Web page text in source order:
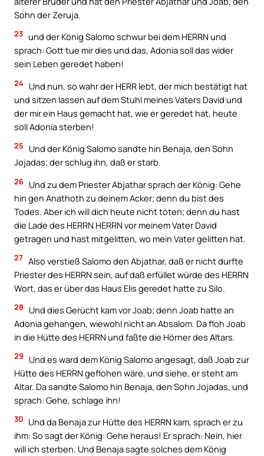
Sohn der Zeruja.
23 und der König Salomo schwur bei dem HERRN und
sprach: Gott tue mir dies und das, Adonia soll das wider
sein Leben geredet haben!
24 Und nun, so wahr der HERR lebt, der mich bestätigt hat
und sitzen lassen auf dem Stuhl meines Vaters David und
der mir ein Haus gemacht hat, wie er geredet hat, heute
soll Adonia sterben!
25
Und der König Salomo sandte hin Benaja, den Sohn
Jojadas; der schlug ihn, daß er starb.
26 Und zu dem Priester Abjathar sprach der König: Gehe
hin gen Anathoth zu deinem Acker; denn du bist des
Todes. Aber ich will dich heute nicht töten; denn du hast
die Lade des HERRN HERRN vor meinem Vater David
getragen und hast mitgelitten, wo mein Vater gelitten hat.
27 Also verstieß Salomo den Abjathar, daß er nicht durfte
Priester des HERRN sein, auf daß erfüllet würde des HERRN
Wort, das er über das Haus Elis geredet hatte zu Silo.
28
Und dies Gerücht kam vor Joab; denn Joab hatte an
Adonia gehangen, wiewohl nicht an Absalom. Da floh Joab
in die Hütte des HERRN und faßte die Hörner des Altars.
29
Und es ward dem König Salomo angesagt, daß Joab zur
Hütte des HERRN geflohen wäre, und siehe, er steht am
Altar. Da sandte Salomo hin Benaja, den Sohn Jojadas, und
sprach: Gehe, schlage ihn!
30 Und da Benaja zur Hütte des HERRN kam, sprach er zu
ihm: So sagt der König: Gehe heraus! Er sprach: Nein, hier
will ich sterben. Und Benaja sagte solches dem König